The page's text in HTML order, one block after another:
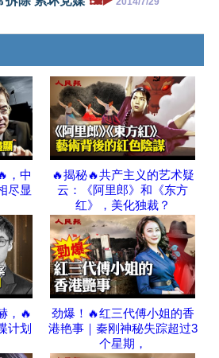
，中
尽显
🔥揭秘🔥共产主义的艺术疑
云：《阿里郎》和《东方
红》，美化独裁？
，🔥
计划
劲爆！🔥红三代傅小姐的香
港艳事｜秦刚神秘失踪超过3
个星期，